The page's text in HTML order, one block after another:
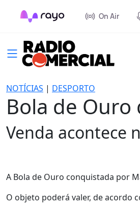
On Air
NOTÍCIAS | DESPORTO
Bola de
Venda acontece
A Bola de Ouro conquistada por
O objeto poderá valer, de acordo